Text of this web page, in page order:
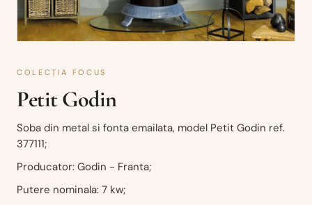
COLECȚIA FOCUS
Petit Godin
Soba din metal si fonta emailata, model Petit Godin ref.
377111;
Producator: Godin - Franta;
Putere nominala: 7 kw;